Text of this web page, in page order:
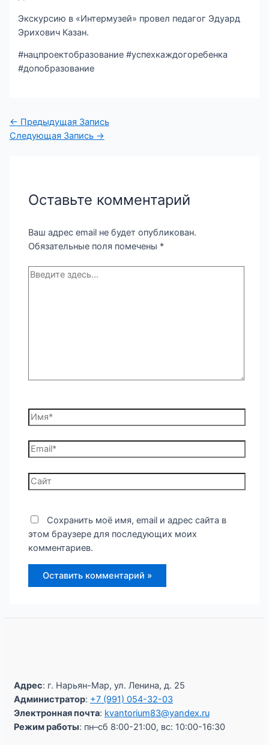
Экскурсию в «Интермузей» провел педагог Эдуард
Эрихович Казан.
#нацпроектобразование #успехкаждогоребенка
#допобразование
← Предыдущая Запись
Следующая Запись →
Оставьте комментарий
Ваш адрес email не будет опубликован.
Обязательные поля помечены *
Введите
Имя*
Email*
Сайт
Сохранить моё имя, email и адрес сайта в
этом браузере для последующих моих
комментариев.
Адрес: г. Нарьян-Мар, ул. Ленина, д. 25
Администратор: +7 (991) 054-32-03
Электронная почта: kvantorium83@yandex.ru
Режим работы: пн–сб 8:00-21:00, вс: 10:00-16:30